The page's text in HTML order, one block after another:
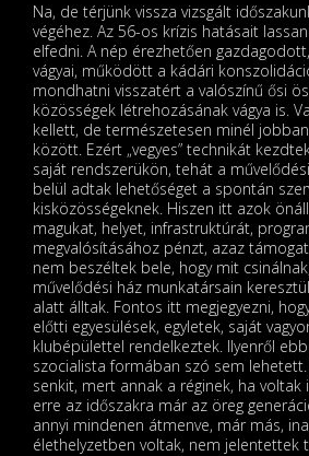
Na, de térjünk vissza vizsgált
végéhez. Az 56-os krízis hatásait
elfedni. A nép érezhetően
vágyai, működött a kádári
mondhatni visszatért a valószínű ősi
közösségek létrehozásának vágya is.
kellett, de természetesen minél
között. Ezért „vegyes” technikát
saját rendszerükön, tehát a
belül adtak lehetőséget a spontán
kisközösségeknek. Hiszen itt azok
magukat, helyet, infrastruktúrát,
megvalósításához pénzt, azaz
nem beszéltek bele, hogy mit
művelődési ház munkatársain
alatt álltak. Fontos itt megjegyezni,
előtti egyesülések, egyletek, saját
klubépülettel rendelkeztek. Ilyenről
szocialista formában szó sem
senkit, mert annak a réginek, ha voltak
erre az időszakra már az öreg
annyi mindenen átmenve, már más,
élethelyzetben voltak, nem jelentettek